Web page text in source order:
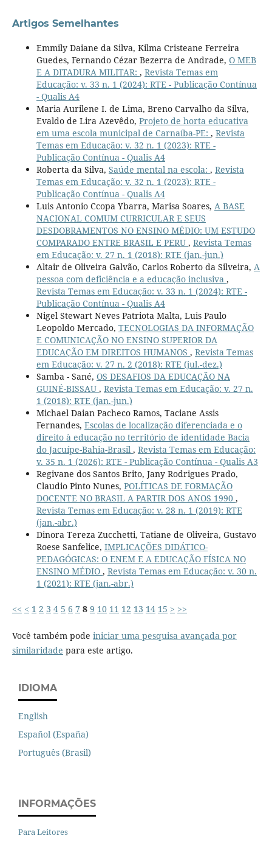
Artigos Semelhantes
Emmily Daiane da Silva, Kilma Cristeane Ferreira
Guedes, Fernando Cézar Bezerra de Andrade, O MEB
E A DITADURA MILITAR: , Revista Temas em
Educação: v. 33 n. 1 (2024): RTE - Publicação Contínua
- Qualis A4
Maria Aurilene I. de Lima, Breno Carvalho da Silva,
Evaldo de Lira Azevêdo, Projeto de horta educativa
em uma escola municipal de Carnaíba-PE: , Revista
Temas em Educação: v. 32 n. 1 (2023): RTE -
Publicação Contínua - Qualis A4
Roberta da Silva, Saúde mental na escola: , Revista
Temas em Educação: v. 32 n. 1 (2023): RTE -
Publicação Contínua - Qualis A4
Luis Antonio Ccopa Ybarra, Marisa Soares, A BASE
NACIONAL COMUM CURRICULAR E SEUS
DESDOBRAMENTOS NO ENSINO MÉDIO: UM ESTUDO
COMPARADO ENTRE BRASIL E PERU , Revista Temas
em Educação: v. 27 n. 1 (2018): RTE (jan.-jun.)
Altair de Oliveira Galvão, Carlos Roberto da Silveira, A
pessoa com deficiência e a educação inclusiva ,
Revista Temas em Educação: v. 33 n. 1 (2024): RTE -
Publicação Contínua - Qualis A4
Nigel Stewart Neves Patriota Malta, Luis Paulo
Leopoldo Mercado, TECNOLOGIAS DA INFORMAÇÃO
E COMUNICAÇÃO NO ENSINO SUPERIOR DA
EDUCAÇÃO EM DIREITOS HUMANOS , Revista Temas
em Educação: v. 27 n. 2 (2018): RTE (jul.-dez.)
Samba - Sané, OS DESAFIOS DA EDUCAÇÃO NA
GUINÉ-BISSAU , Revista Temas em Educação: v. 27 n.
1 (2018): RTE (jan.-jun.)
Michael Daian Pacheco Ramos, Taciane Assis
Fernandes, Escolas de localização diferenciada e o
direito à educação no território de identidade Bacia
do Jacuípe-Bahia-Brasil , Revista Temas em Educação:
v. 35 n. 1 (2026): RTE - Publicação Contínua - Qualis A3
Regivane dos Santos Brito, Jany Rodrigues Prado,
Claudio Pinto Nunes, POLÍTICAS DE FORMAÇÃO
DOCENTE NO BRASIL A PARTIR DOS ANOS 1990 ,
Revista Temas em Educação: v. 28 n. 1 (2019): RTE
(jan.-abr.)
Dinora Tereza Zucchetti, Tatiane de Oliveira, Gustavo
Roese Sanfelice, IMPLICAÇÕES DIDÁTICO-
PEDAGÓGICAS: O ENEM E A EDUCAÇÃO FÍSICA NO
ENSINO MÉDIO , Revista Temas em Educação: v. 30 n.
1 (2021): RTE (jan.-abr.)
<< < 1 2 3 4 5 6 7 8 9 10 11 12 13 14 15 > >>
Você também pode iniciar uma pesquisa avançada por
similaridade para este artigo.
IDIOMA
English
Español (España)
Português (Brasil)
INFORMAÇÕES
Para Leitores